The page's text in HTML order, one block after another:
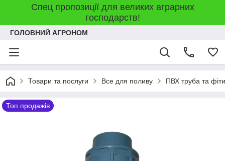
Спец пропозиції для великих аграрних
господарств!
ГОЛОВНИЙ АГРОНОМ
Товари та послуги Все для поливу ПВХ труба та
Топ продажів